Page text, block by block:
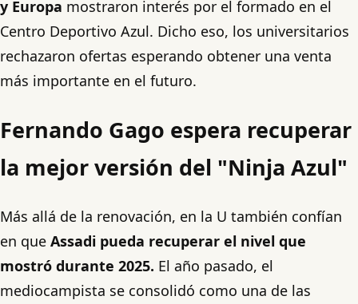
y Europa mostraron interés por el formado en el
Centro Deportivo Azul. Dicho eso, los universitarios
rechazaron ofertas esperando obtener una venta
más importante en el futuro.
Fernando Gago espera recuperar
la mejor versión del "Ninja Azul"
Más allá de la renovación, en la U también confían
en que Assadi pueda recuperar el nivel que
mostró durante 2025. El año pasado, el
mediocampista se consolidó como una de las